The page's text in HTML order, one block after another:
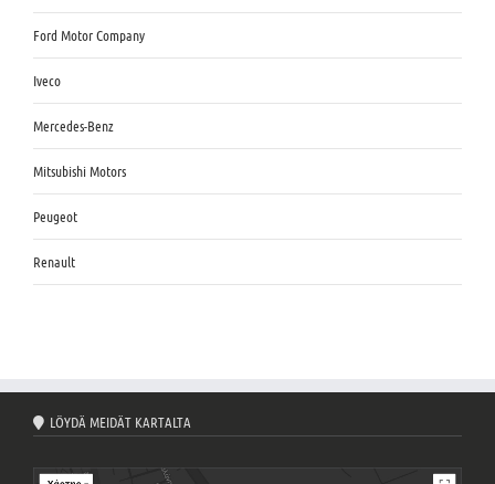
Ford Motor Company
Iveco
Mercedes-Benz
Mitsubishi Motors
Peugeot
Renault
LÖYDÄ MEIDÄT KARTALTA